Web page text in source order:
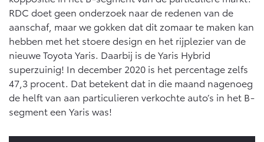
bZ4X
BATTERIJ-ELEKTRISCH
bZ4X Touring
BATTERIJ-ELEKTRISCH
Connected check
Navigatie updates
RDC doet geen onderzoek naar de redenen van de
aanschaf, maar we gokken dat dit zomaar te maken kan
hebben met het stoere design en het rijplezier van de
nieuwe Toyota Yaris. Daarbij is de Yaris Hybrid
superzuinig! In december 2020 is het percentage zelfs
47,3 procent. Dat betekent dat in die maand nagenoeg
de helft van aan particulieren verkochte auto’s in het B-
segment een Yaris was!